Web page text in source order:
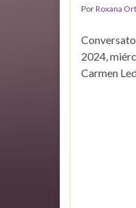
PorRoxana
2024,
Carmen